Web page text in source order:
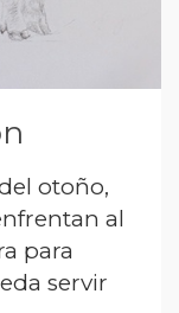
otoño,
al
para
servir